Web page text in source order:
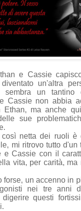
e Cassie
un'altra
sembra un tantino
Cassie non abbia
Ethan, ma anche
sue
così netta dei ruoli è
mi ritrovo tutto d'un
e Cassie con il
vita, per carità,
forse, un accenno in
nei tre anni
questi